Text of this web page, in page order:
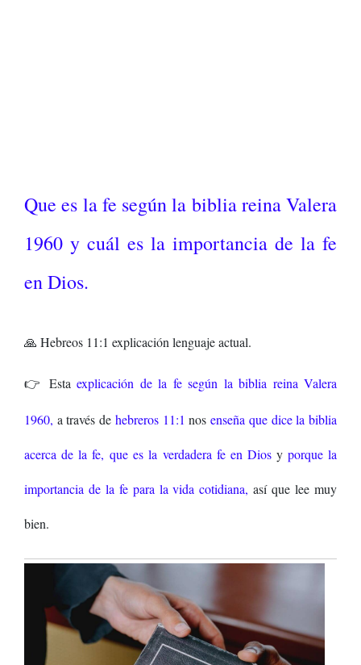
Que es la fe según la biblia reina Valera
1960 y cuál es la importancia de la fe
en Dios.
🙏 Hebreos 11:1 explicación lenguaje actual.
👉 Esta explicación de la fe según la biblia reina Valera
1960, a través de hebreros 11:1 nosenseña que dice la biblia
acerca de la fe,que es la verdadera fe en Diosy porque la
importancia de la fe para la vida cotidiana, así que lee muy
bien.